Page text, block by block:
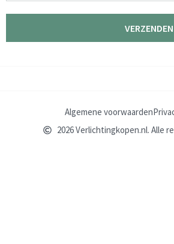
VERZENDEN
Algemene voorwaarden
2026 Verlichtingkopen.nl. Alle